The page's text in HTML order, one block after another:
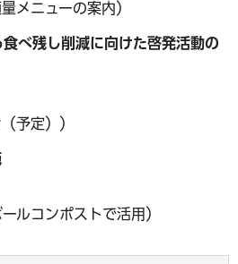
メニューの案内）
べ残し削減に向けた啓発活動の
予定））
ルコンポストで活用）